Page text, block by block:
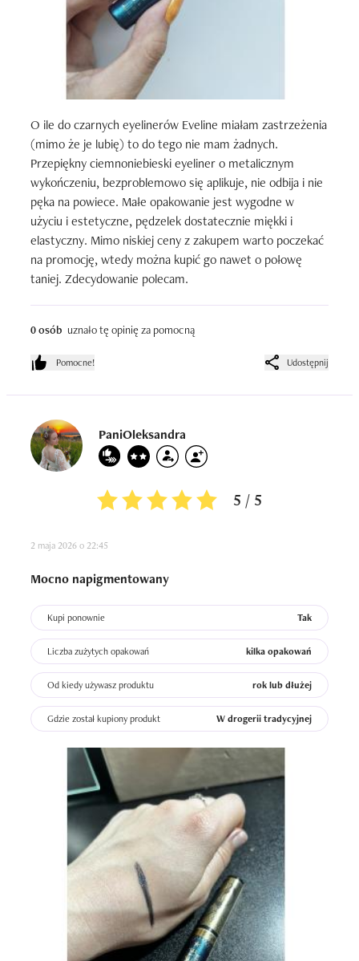
O ile do czarnych eyelinerów Eveline miałam zastrzeżenia
(mimo że je lubię) to do tego nie mam żadnych.
Przepiękny ciemnoniebieski eyeliner o metalicznym
wykończeniu, bezproblemowo się aplikuje, nie odbija i nie
pęka na powiece. Małe opakowanie jest wygodne w
użyciu i estetyczne, pędzelek dostatecznie miękki i
elastyczny. Mimo niskiej ceny z zakupem warto poczekać
na promocję, wtedy można kupić go nawet o połowę
taniej. Zdecydowanie polecam.
0 osób uznało tę opinię za pomocną
Pomocne! Udostępnij
PaniOleksandra
5 / 5
2 maja 2026 o 22:45
Mocno napigmentowany
Kupi ponownie Tak
Liczba zużytych opakowań kilka opakowań
Od kiedy używasz produktu rok lub dłużej
Gdzie został kupiony produkt W drogerii tradycyjnej